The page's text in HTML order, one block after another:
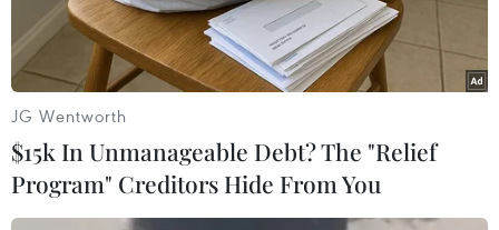
JG Wentworth
$15k In Unmanageable Debt? The "Relief
Program" Creditors Hide From You